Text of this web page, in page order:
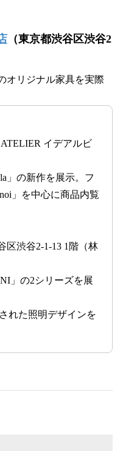
（東京都渋谷区渋谷2
オリジナル家具を実際
イデアルビ
」の新作を展示。フ
」を中心に商品内覧
区渋谷2-1-13 1階（林
」の2シリーズを展
れた照明デザインを